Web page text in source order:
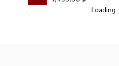
Loading